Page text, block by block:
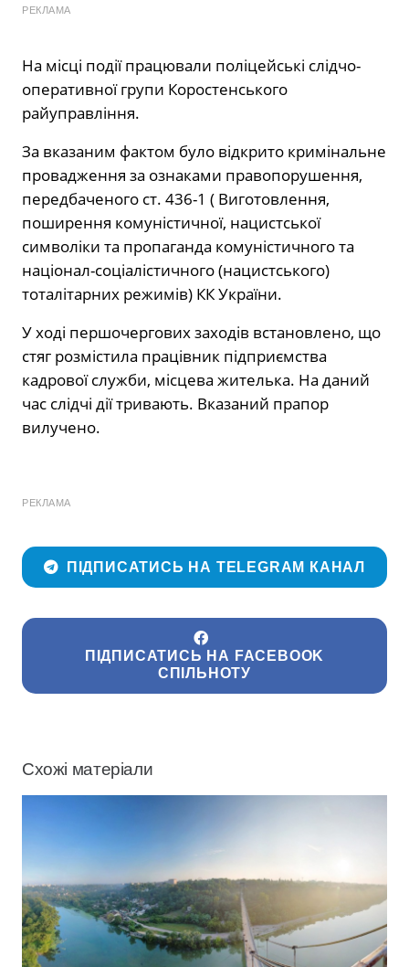
РЕКЛАМА
На місці події працювали поліцейські слідчо-
оперативної групи Коростенського
райуправління.
За вказаним фактом було відкрито кримінальне
провадження за ознаками правопорушення,
передбаченого ст. 436-1 ( Виготовлення,
поширення комуністичної, нацистської
символіки та пропаганда комуністичного та
націонал-соціалістичного (нацистського)
тоталітарних режимів) КК України.
У ході першочергових заходів встановлено, що
стяг розмістила працівник підприємства
кадрової служби, місцева жителька. На даний
час слідчі дії тривають. Вказаний прапор
вилучено.
РЕКЛАМА
ПІДПИСАТИСЬ НА TELEGRAM КАНАЛ
ПІДПИСАТИСЬ НА FACEBOOK
СПІЛЬНОТУ
Схожі матеріали